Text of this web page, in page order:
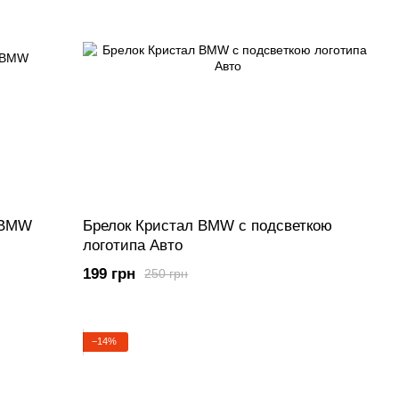
Брелок Кристал BMW с подсветкою
логотипа Авто
250 грн
199 грн
−14%